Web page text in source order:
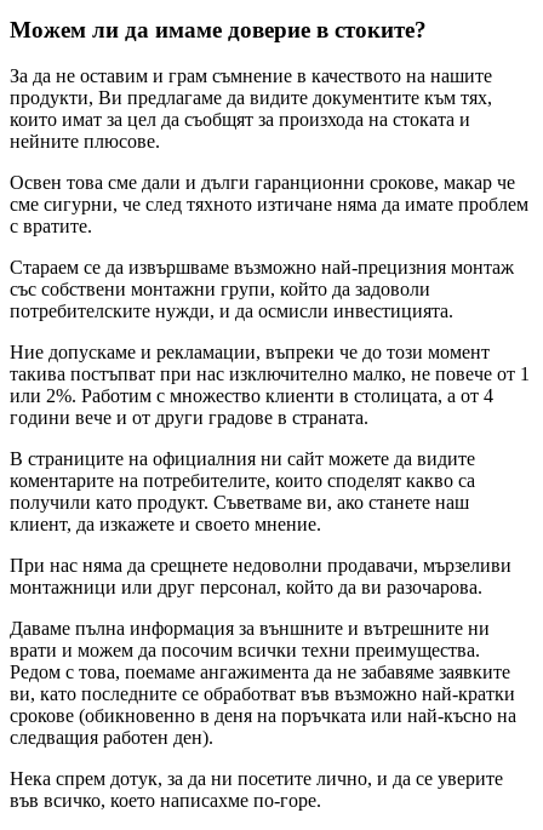
Можем ли да имаме доверие в стоките?
За да не оставим и грам съмнение в качеството на нашите
продукти, Ви предлагаме да видите документите към тях,
които имат за цел да съобщят за произхода на стоката и
нейните плюсове.
Освен това сме дали и дълги гаранционни срокове, макар че
сме сигурни, че след тяхното изтичане няма да имате проблем
с вратите.
Стараем се да извършваме възможно най-прецизния монтаж
със собствени монтажни групи, който да задоволи
потребителските нужди, и да осмисли инвестицията.
Ние допускаме и рекламации, въпреки че до този момент
такива постъпват при нас изключително малко, не повече от 1
или 2%. Работим с множество клиенти в столицата, а от 4
години вече и от други градове в страната.
В страниците на официалния ни сайт можете да видите
коментарите на потребителите, които споделят какво са
получили като продукт. Съветваме ви, ако станете наш
клиент, да изкажете и своето мнение.
При нас няма да срещнете недоволни продавачи, мързеливи
монтажници или друг персонал, който да ви разочарова.
Даваме пълна информация за външните и вътрешните ни
врати и можем да посочим всички техни преимущества.
Редом с това, поемаме ангажимента да не забавяме заявките
ви, като последните се обработват във възможно най-кратки
срокове (обикновенно в деня на поръчката или най-късно на
следващия работен ден).
Нека спрем дотук, за да ни посетите лично, и да се уверите
във всичко, което написахме по-горе.